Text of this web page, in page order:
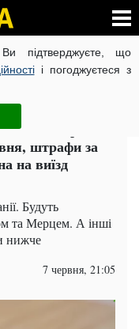
підтверджуєте, що
і погоджуєтеся з
КОРОНАВІРУС В УКРАЇНІ
ЧИТАТЬ НА РУССКОМ
1-7 червня:
штрафи за
на виїзд
Будуть
та Мерцем. А інші
нижче
7 червня, 21:05